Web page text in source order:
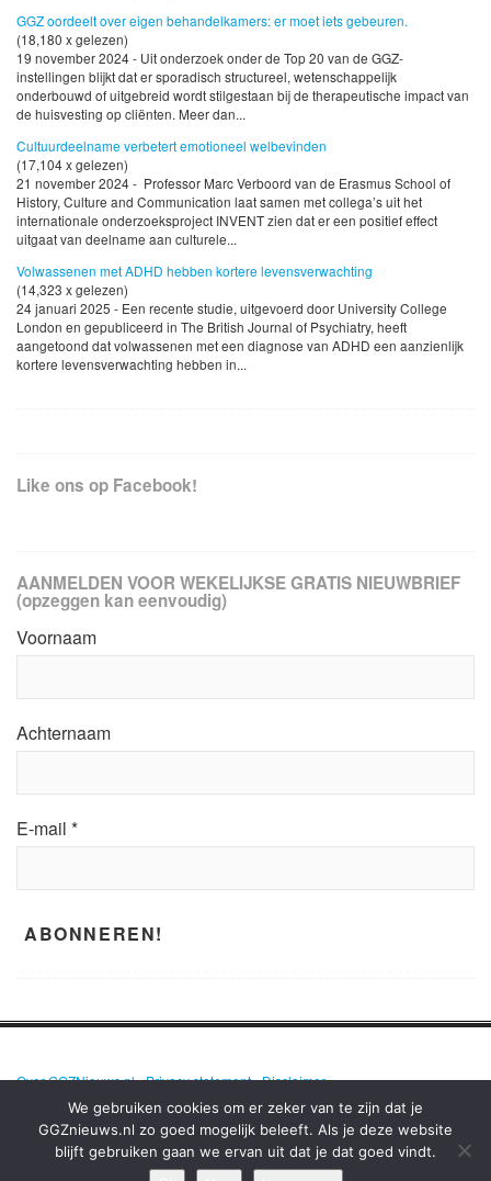
GGZ oordeelt over eigen behandelkamers: er moet iets gebeuren.
(18,180 x gelezen)
19 november 2024 - Uit onderzoek onder de Top 20 van de GGZ-
instellingen blijkt dat er sporadisch structureel, wetenschappelijk
onderbouwd of uitgebreid wordt stilgestaan bij de therapeutische impact van
de huisvesting op cliënten. Meer dan...
Cultuurdeelname verbetert emotioneel welbevinden
(17,104 x gelezen)
21 november 2024 - Professor Marc Verboord van de Erasmus School of
History, Culture and Communication laat samen met collega’s uit het
internationale onderzoeksproject INVENT zien dat er een positief effect
uitgaat van deelname aan culturele...
Volwassenen met ADHD hebben kortere levensverwachting
(14,323 x gelezen)
24 januari 2025 - Een recente studie, uitgevoerd door University College
London en gepubliceerd in The British Journal of Psychiatry, heeft
aangetoond dat volwassenen met een diagnose van ADHD een aanzienlijk
kortere levensverwachting hebben in...
Like ons op Facebook!
AANMELDEN VOOR WEKELIJKSE GRATIS NIEUWBRIEF
(opzeggen kan eenvoudig)
Voornaam
Achternaam
E-mail *
Over GGZNieuws.nl•Privacy statement•Disclaimer
GGZNIEUWS.NL – ELKE DAG HET NIEUWS OVER MENTALE GEZONDHEID
EN DE GGZ OP EEN RIJ!
We gebruiken cookies om er zeker van te zijn dat je
GGZnieuws.nl zo goed mogelijk beleeft. Als je deze website
blijft gebruiken gaan we ervan uit dat je dat goed vindt.